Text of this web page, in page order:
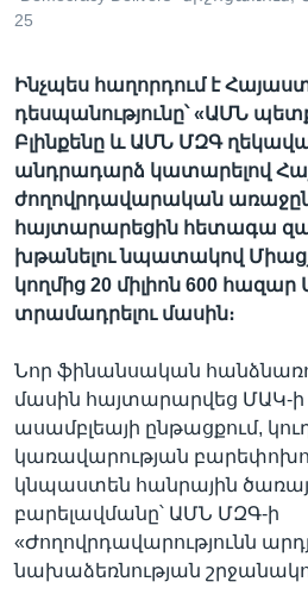
25
Ինչպես հաղորդում է
դեսպանությունը՝ «ԱՄՆ
Բլինքենը և ԱՄՆ ՄԶԳ
անդրադարձ կատարելով
ժողովրդավարական
հայտարարեցին հետագա
խթանելու նպատակով
կողմից 20 միլիոն 600
տրամադրելու մասին։
Նոր ֆինանսական
մասին հայտարարվեց ՄԱԿ-ի
ասամբլեայի ընթացքում,
կառավարության
կնպաստեն հանրային
բարելավմանը՝ ԱՄՆ ՄԶԳ-ի
«Ժողովրդավարությունն
նախաձեռնության